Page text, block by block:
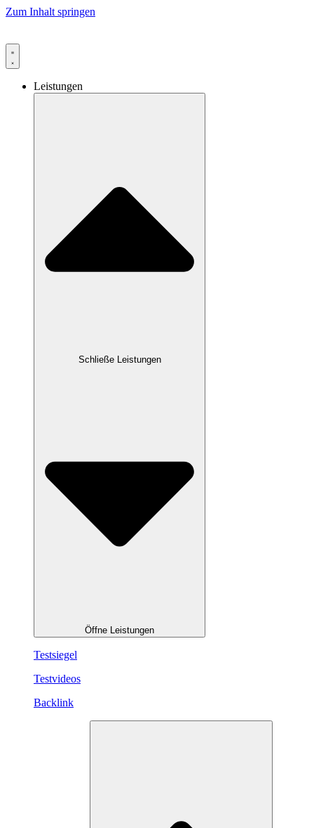
Zum Inhalt springen
Leistungen
Schließe Leistungen
Öffne Leistungen
Testsiegel
Testvideos
Backlink